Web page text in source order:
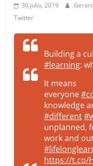
30 julio, 2019
Twitter
Building a
#learning:
It means
everyone
knowledge
#different
unplanned,
work and
https://t.co/